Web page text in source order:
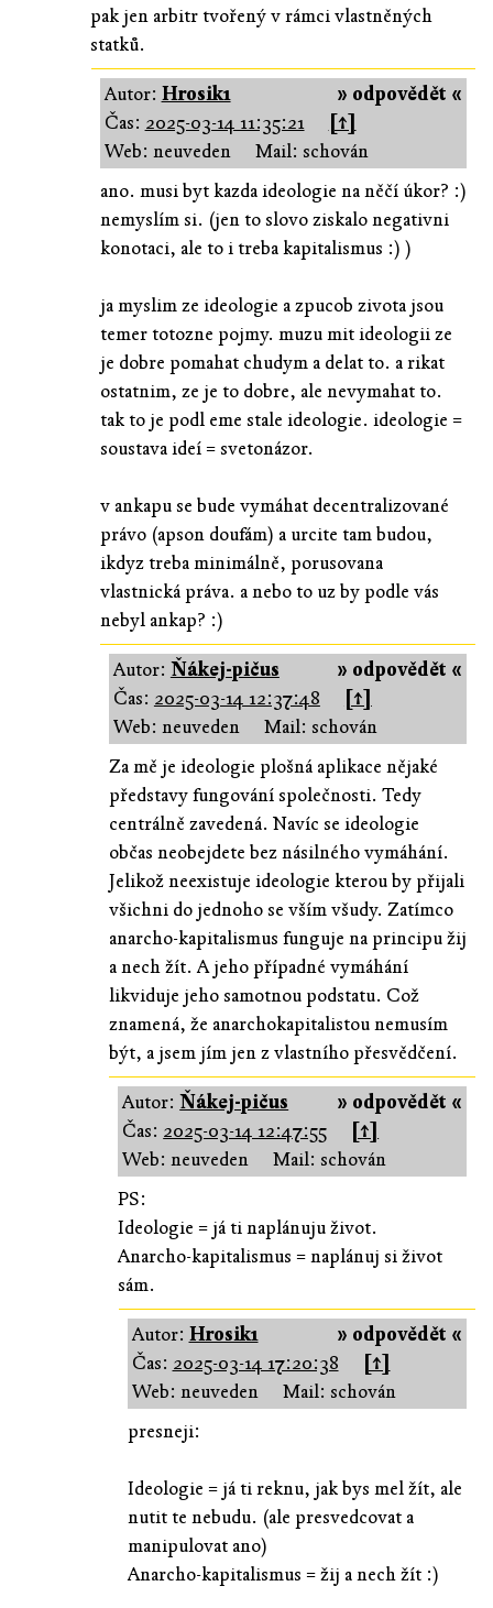
pak jen arbitr tvořený v rámci vlastněných
statků.
» odpovědět «
Autor: Hrosik1
Čas: 2025-03-14 11:35:21
[↑]
Web: neuveden
Mail: schován
ano. musi byt kazda ideologie na něčí úkor? :)
nemyslím si. (jen to slovo ziskalo negativni
konotaci, ale to i treba kapitalismus :) )
ja myslim ze ideologie a zpucob zivota jsou
temer totozne pojmy. muzu mit ideologii ze
je dobre pomahat chudym a delat to. a rikat
ostatnim, ze je to dobre, ale nevymahat to.
tak to je podl eme stale ideologie. ideologie =
soustava ideí = svetonázor.
v ankapu se bude vymáhat decentralizované
právo (apson doufám) a urcite tam budou,
ikdyz treba minimálně, porusovana
vlastnická práva. a nebo to uz by podle vás
nebyl ankap? :)
» odpovědět «
Autor: Ňákej-pičus
Čas: 2025-03-14 12:37:48
[↑]
Web: neuveden
Mail: schován
Za mě je ideologie plošná aplikace nějaké
představy fungování společnosti. Tedy
centrálně zavedená. Navíc se ideologie
občas neobejdete bez násilného vymáhání.
Jelikož neexistuje ideologie kterou by přijali
všichni do jednoho se vším všudy. Zatímco
anarcho-kapitalismus funguje na principu žij
a nech žít. A jeho případné vymáhání
likviduje jeho samotnou podstatu. Což
znamená, že anarchokapitalistou nemusím
být, a jsem jím jen z vlastního přesvědčení.
» odpovědět «
Autor:Ňákej-pičus
Čas: 2025-03-14 12:47:55
[↑]
Web: neuveden
Mail: schován
PS:
Ideologie = já ti naplánuju život.
Anarcho-kapitalismus = naplánuj si život
sám.
» odpovědět «
Autor: Hrosik1
Čas: 2025-03-14 17:20:38
[↑]
Web: neuveden
Mail: schován
presneji:
Ideologie = já ti reknu, jak bys mel žít, ale
nutit te nebudu. (ale presvedcovat a
manipulovat ano)
Anarcho-kapitalismus = žij a nech žít :)